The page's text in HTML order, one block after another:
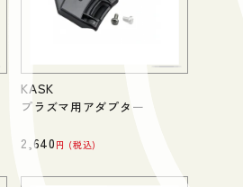
KASK
プラズマ用アダプター
2,640 税込